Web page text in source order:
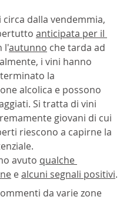
circa dalla vendemmia,
anticipata per il
l'autunno che tarda ad
i vini hanno
la
alcolica e possono
Si tratta di vini
giovani di cui
riescono a capirne la
avuto qualche
e alcuni segnali positivi.
da varie zone